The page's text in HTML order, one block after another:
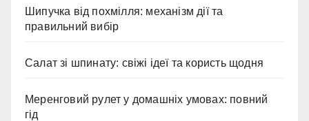
Шипучка від похмілля: механізм дії та
правильний вибір
Салат зі шпинату: свіжі ідеї та користь щодня
Меренговий рулет у домашніх умовах: повний
гід